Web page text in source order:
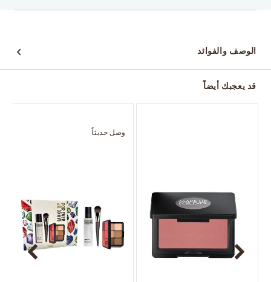
الوصف والفوائد
قد يعجبك أيضاً
وصل حديثاً